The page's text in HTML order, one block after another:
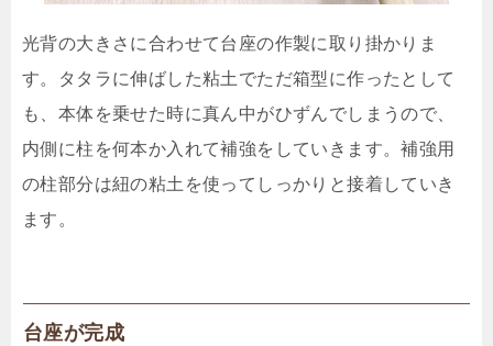
光背の大きさに合わせて台座の作製に取り掛かりま
す。タタラに伸ばした粘土でただ箱型に作ったとして
も、本体を乗せた時に真ん中がひずんでしまうので、
内側に柱を何本か入れて補強をしていきます。補強用
の柱部分は紐の粘土を使ってしっかりと接着していき
ます。
台座が完成